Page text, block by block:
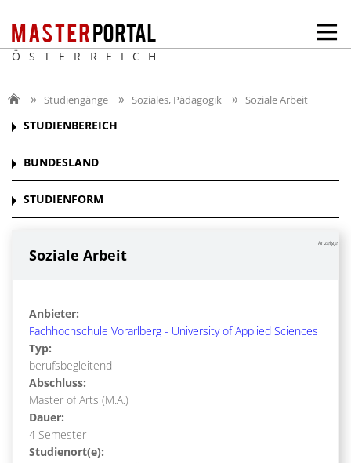
ÖSTERREICH
Studiengänge Soziales, Pädagogik Soziale Arbeit
STUDIENBEREICH
BUNDESLAND
STUDIENFORM
Anzeige
Soziale Arbeit
Anbieter:
Fachhochschule Vorarlberg - University of Applied Sciences
Typ:
berufsbegleitend
Abschluss:
Master of Arts (M.A.)
Dauer:
4 Semester
Studienort(e):